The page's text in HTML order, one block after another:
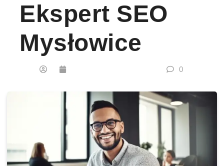
Ekspert SEO
Mysłowice
0